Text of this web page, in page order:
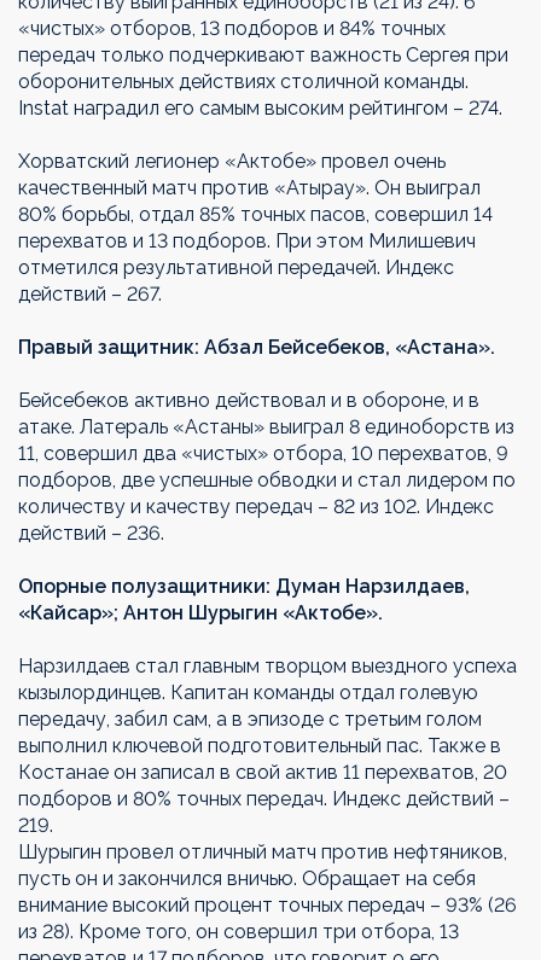
«чистых» отборов, 13 подборов и 84% точных
передач только подчеркивают важность Сергея при
оборонительных действиях столичной команды.
Instat наградил его самым высоким рейтингом – 274.
Хорватский легионер «Актобе» провел очень
качественный матч против «Атырау». Он выиграл
80% борьбы, отдал 85% точных пасов, совершил 14
перехватов и 13 подборов. При этом Милишевич
отметился результативной передачей. Индекс
действий – 267.
Правый защитник: Абзал Бейсебеков, «Астана».
Бейсебеков активно действовал и в обороне, и в
атаке. Латераль «Астаны» выиграл 8 единоборств из
11, совершил два «чистых» отбора, 10 перехватов, 9
подборов, две успешные обводки и стал лидером по
количеству и качеству передач – 82 из 102. Индекс
действий – 236.
Опорные полузащитники: Думан Нарзилдаев,
«Кайсар»; Антон Шурыгин «Актобе».
Нарзилдаев стал главным творцом выездного успеха
кызылординцев. Капитан команды отдал голевую
передачу, забил сам, а в эпизоде с третьим голом
выполнил ключевой подготовительный пас. Также в
Костанае он записал в свой актив 11 перехватов, 20
подборов и 80% точных передач. Индекс действий –
219.
Шурыгин провел отличный матч против нефтяников,
пусть он и закончился вничью. Обращает на себя
внимание высокий процент точных передач – 93% (26
из 28). Кроме того, он совершил три отбора, 13